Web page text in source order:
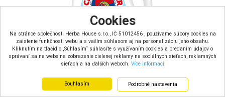
Cookies
Na stránce společnosti Herba House s.r.o., IČ 51012456 , používame súbory cookies na
zaistenie funkčnosti webu a s vaším súhlasom aj na personalizáciu jeho obsahu.
Kliknutím na tlačidlo „Súhlasím“ súhlasíte s využívaním cookies a predaním údajov o
správaní sa na webe na zobrazenie cielenej reklamy na sociálnych sieťach, reklamných
sieťach a na ďalších weboch. Více informací
Souhlasím Podrobné nastavenia